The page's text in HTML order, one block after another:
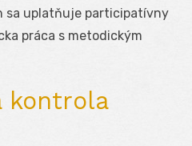
sa uplatňuje participatívny
práca s metodickým
kontrola